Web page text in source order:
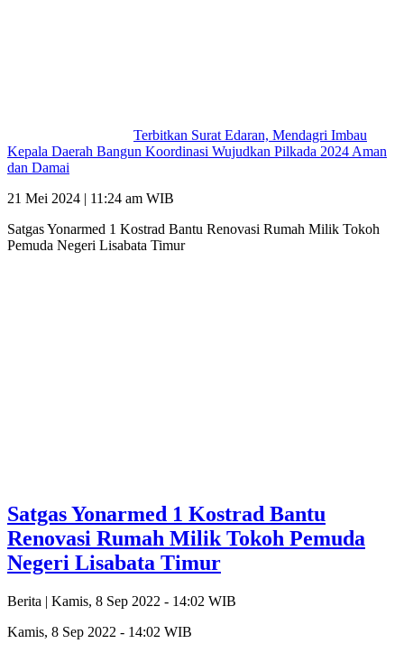
Terbitkan Surat Edaran, Mendagri Imbau
Kepala Daerah Bangun Koordinasi Wujudkan Pilkada 2024 Aman
dan Damai
21 Mei 2024 | 11:24 am WIB
Satgas Yonarmed 1 Kostrad Bantu Renovasi Rumah Milik Tokoh
Pemuda Negeri Lisabata Timur
Satgas Yonarmed 1 Kostrad Bantu
Renovasi Rumah Milik Tokoh Pemuda
Negeri Lisabata Timur
Berita | Kamis, 8 Sep 2022 - 14:02 WIB
Kamis, 8 Sep 2022 - 14:02 WIB